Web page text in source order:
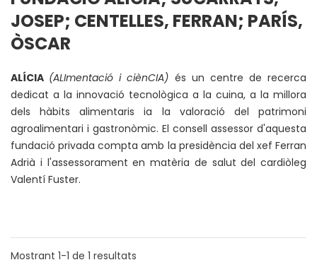
JOSEP; CENTELLES, FERRAN; PARÍS,
ÒSCAR
ALÍCIA (ALImentació i ciènCIA) és un centre de recerca
dedicat a la innovació tecnològica a la cuina, a la millora
dels hàbits alimentaris ia la valoració del patrimoni
agroalimentari i gastronòmic. El consell assessor d'aquesta
fundació privada compta amb la presidència del xef Ferran
Adrià i l'assessorament en matèria de salut del cardiòleg
Valentí Fuster.
Mostrant 1-1 de 1 resultats